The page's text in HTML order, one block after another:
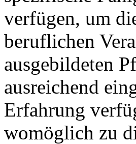
verfügen, um
beruflichen
ausgebildeten
ausreichend
Erfahrung
womöglich zu